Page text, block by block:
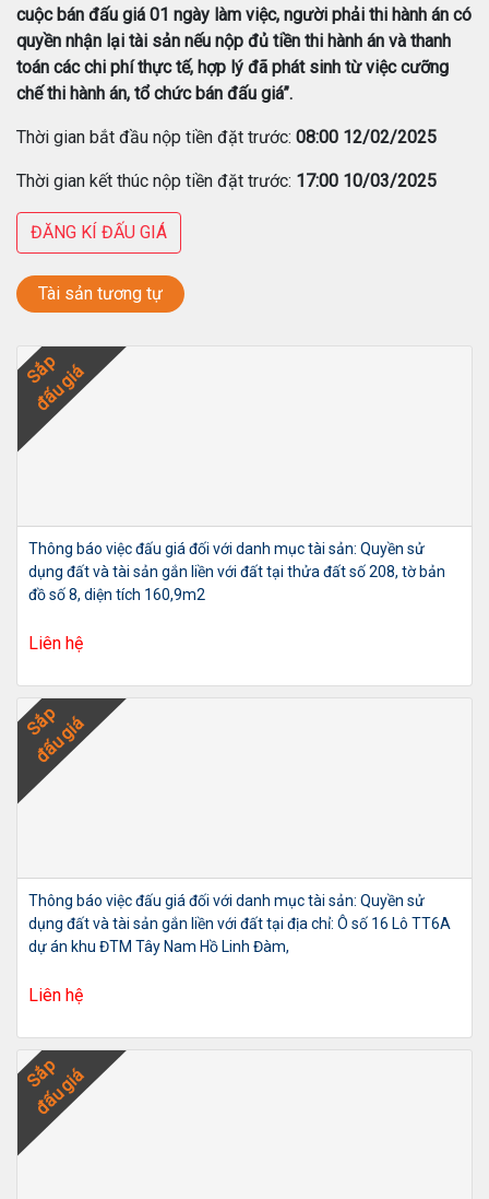
cuộc bán đấu giá 01 ngày làm việc, người phải thi hành án có
quyền nhận lại tài sản nếu nộp đủ tiền thi hành án và thanh
toán các chi phí thực tế, hợp lý đã phát sinh từ việc cưỡng
chế thi hành án, tổ chức bán đấu giá”.
Thời gian bắt đầu nộp tiền đặt trước: 08:00 12/02/2025
Thời gian kết thúc nộp tiền đặt trước: 17:00 10/03/2025
ĐĂNG KÍ ĐẤU GIÁ
Tài sản tương tự
Sắp
đấu giá
Thông báo việc đấu giá đối với danh mục tài sản: Quyền sử
dụng đất và tài sản gắn liền với đất tại thửa đất số 208, tờ bản
đồ số 8, diện tích 160,9m2
Liên hệ
Sắp
đấu giá
Thông báo việc đấu giá đối với danh mục tài sản: Quyền sử
dụng đất và tài sản gắn liền với đất tại địa chỉ: Ô số 16 Lô TT6A
dự án khu ĐTM Tây Nam Hồ Linh Đàm,
Liên hệ
Sắp
đấu giá